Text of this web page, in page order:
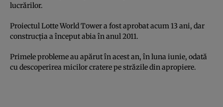
lucrărilor.
Proiectul Lotte World Tower a fost aprobat acum 13 ani, dar
construcţia a început abia în anul 2011.
Primele probleme au apărut în acest an, în luna iunie, odată
cu descoperirea micilor cratere pe străzile din apropiere.